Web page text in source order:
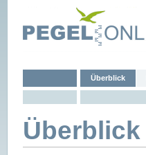
Überblick
Überblick